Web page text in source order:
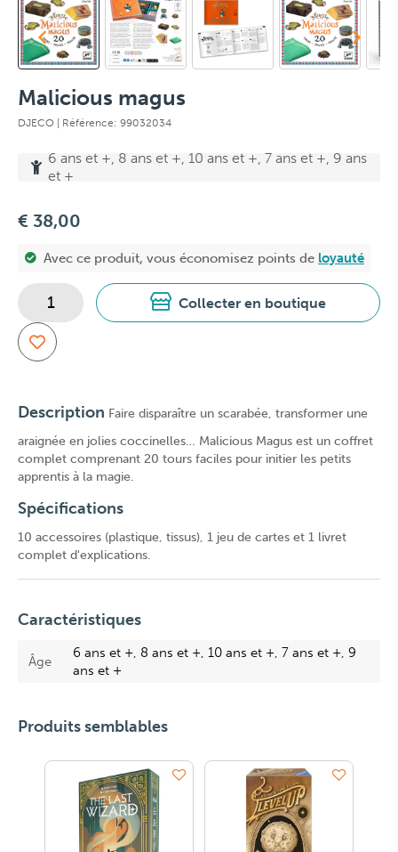
Malicious magus
DJECO | Référence: 99032034
6 ans et +, 8 ans et +, 10 ans et +, 7 ans et +, 9 ans
et +
€ 38,00
Avec ce produit, vous économisez points de loyauté
Collecter en boutique
Description Faire disparaître un scarabée, transformer une
araignée en jolies coccinelles… Malicious Magus est un coffret
complet comprenant 20 tours faciles pour initier les petits
apprentis à la magie.
Spécifications
10 accessoires (plastique, tissus), 1 jeu de cartes et 1 livret
complet d'explications.
Caractéristiques
Âge
6 ans et +, 8 ans et +, 10 ans et +, 7 ans et +, 9
ans et +
Produits semblables